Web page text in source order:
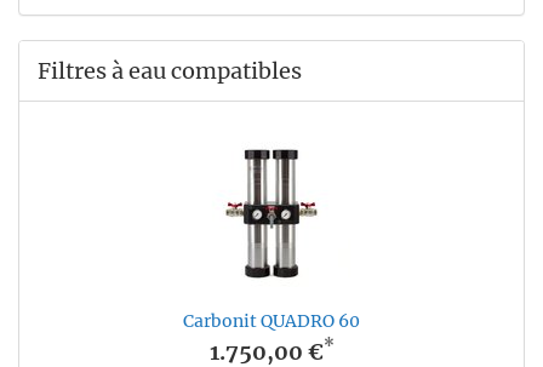
Filtres à eau compatibles
Carbonit QUADRO 60
1.750,00 €*